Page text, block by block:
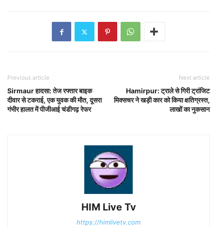
Previous article
Sirmaur हादसा: तेज रफ्तार बाइक
दीवार से टकराई, एक युवक की मौत, दूसरा
गंभीर हालत में पीजीआई चंडीगढ़ रेफर
Next article
Hamirpur: ट्राले से गिरी ट्रांजिट
मिक्सचर ने खड़ी कार को किया क्षतिग्रस्त,
लाखों का नुकसान
HIM Live Tv
https://himlivetv.com